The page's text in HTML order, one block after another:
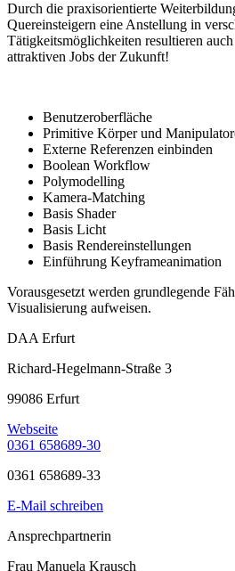
Durch die praxisorientierte
Quereinsteigern eine Anstellung in
Tätigkeitsmöglichkeiten resultieren
attraktiven Jobs der Zukunft!
Benutzeroberfläche
Primitive Körper und
Externe Referenzen einbinden
Boolean Workflow
Polymodelling
Kamera-Matching
Basis Shader
Basis Licht
Basis Rendereinstellungen
Einführung Keyframeanimation
Vorausgesetzt werden grundlegende
Visualisierung aufweisen.
DAA Erfurt
Richard-Hegelmann-Straße 3
99086 Erfurt
Webseite
0361 658689-30
0361 658689-33
E-Mail schreiben
Ansprechpartnerin
Frau Manuela Krausch